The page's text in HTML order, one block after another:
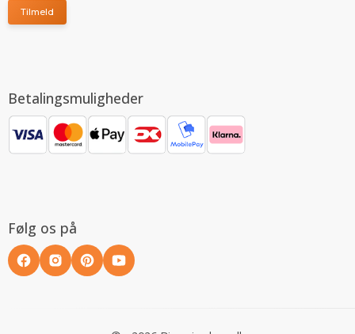
Tilmeld
Betalingsmuligheder
Følg os på